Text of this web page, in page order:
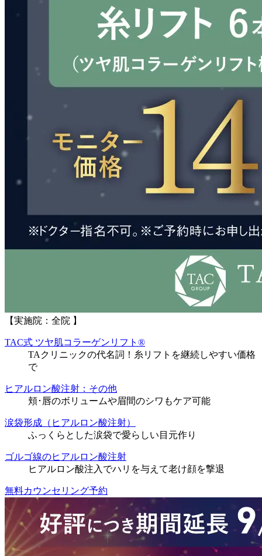
【実施院：全院 】
TAC式 ツヤ肌コラーゲンリフト®
TAクリニックの代名詞！糸リフトを継続しやすい価格
で
ヒアルロン酸注射：その他
頬･唇のボリュームや眉間のシワもケア可能
涙袋形成（ヒアルロン酸注射）
ふっくらとした涙袋で愛らしい目元作り
ゴルゴ線のヒアルロン酸注射
ヒアルロン酸注入でハリを与えて老け顔を撃退
無料カウンセリング予約